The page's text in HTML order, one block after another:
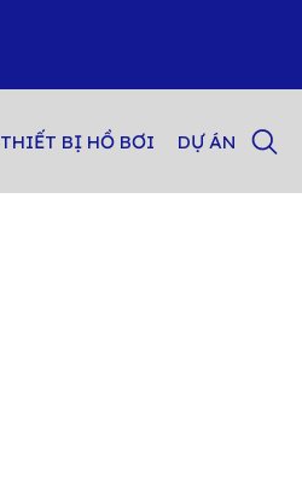
THIẾT BỊ HỒ BƠI DỰ ÁN